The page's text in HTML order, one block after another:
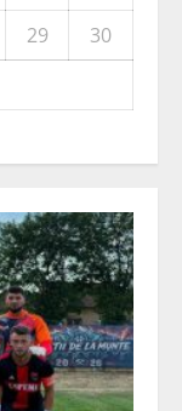
29
30